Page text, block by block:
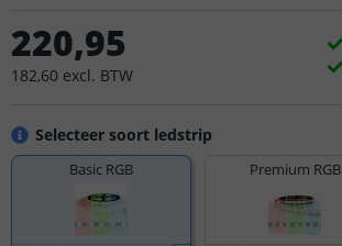
Selecteer soort ledstrip
Basic RGB Premium RGB
220,95
182,60 excl. BTW